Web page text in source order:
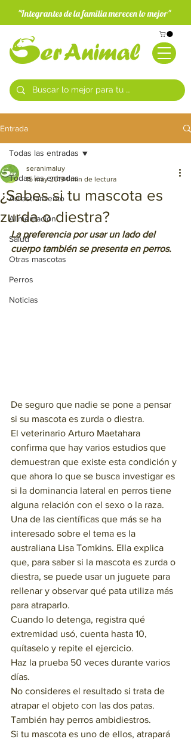
"Integrantes de la familia merecen lo mejor"
Entrada
Todas las entradas
Adiestramiento
Alimentación
Salud
Otras mascotas
Perros
Noticias
Todas las entradas
¿Sabes si tu mascota es
zurda o diestra?
seranimaluy
15 may 2019 1 min de lectura
La preferencia por usar un lado del
cuerpo también se presenta en perros.
De seguro que nadie se pone a pensar
si su mascota es zurda o diestra.
El veterinario Arturo Maetahara
confirma que hay varios estudios que
demuestran que existe esta condición y
que ahora lo que se busca investigar es
si la dominancia lateral en perros tiene
alguna relación con el sexo o la raza.
Una de las científicas que más se ha
interesado sobre el tema es la
australiana Lisa Tomkins. Ella explica
que, para saber si la mascota es zurda o
diestra, se puede usar un juguete para
rellenar y observar qué pata utiliza más
para atraparlo.
Cuando lo detenga, registra qué
extremidad usó, cuenta hasta 10,
quítaselo y repite el ejercicio.
Haz la prueba 50 veces durante varios
días.
No consideres el resultado si trata de
atrapar el objeto con las dos patas.
También hay perros ambidiestros.
Si tu mascota es uno de ellos, atrapará